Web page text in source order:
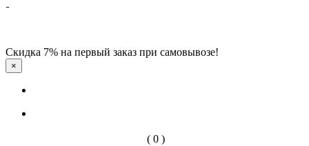
Скидка 7% на первый заказ при самовывозе!
×
( 0 )